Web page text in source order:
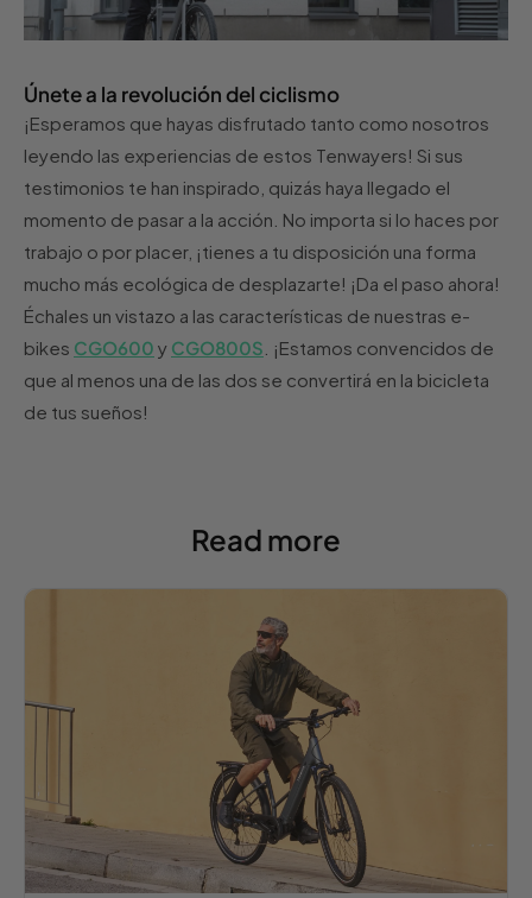
Únete a la revolución del ciclismo
¡Esperamos que hayas disfrutado tanto como nosotros
leyendo las experiencias de estos Tenwayers! Si sus
testimonios te han inspirado, quizás haya llegado el
momento de pasar a la acción. No importa si lo haces por
trabajo o por placer, ¡tienes a tu disposición una forma
mucho más ecológica de desplazarte! ¡Da el paso ahora!
Échales un vistazo a las características de nuestras e-
bikes CGO600 y CGO800S . ¡Estamos convencidos de
que al menos una de las dos se convertirá en la bicicleta
de tus sueños!
Read more